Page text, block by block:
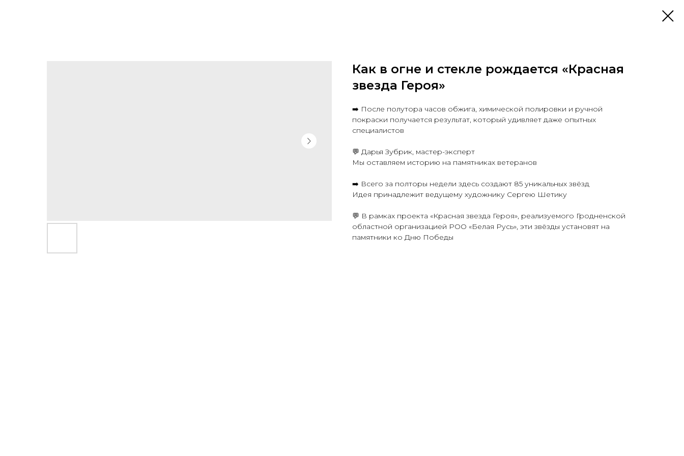
Как в огне и стекле рождается «Красная
звезда Героя»
➡️ После полутора часов обжига, химической полировки и ручной
покраски получается результат, который удивляет даже опытных
специалистов
💬 Дарья Зубрик, мастер-эксперт
Мы оставляем историю на памятниках ветеранов
➡️ Всего за полторы недели здесь создают 85 уникальных звёзд
Идея принадлежит ведущему художнику Сергею Шетику
💬 В рамках проекта «Красная звезда Героя», реализуемого Гродненской
областной организацией РОО «Белая Русь», эти звёзды установят на
памятники ко Дню Победы